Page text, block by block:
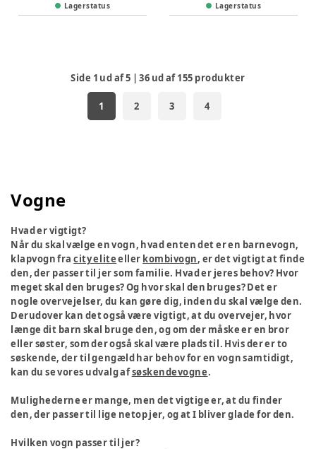
Lagerstatus Lagerstatus
Side 1 ud af5 |36 ud af155 produkter
1 2 3 4
Vogne
Hvad er vigtigt?
Når du skal vælge en vogn, hvad enten det er en barnevogn,
klapvogn fracity eliteeller kombivogn, er det vigtigt at finde
den, der passer til jer som familie. Hvad er jeres behov? Hvor
meget skal den bruges? Og hvor skal den bruges? Det er
nogle overvejelser, du kan gøre dig, inden du skal vælge den.
Derudover kan det også være vigtigt, at du overvejer, hvor
længe dit barn skal bruge den, og om der måske er en bror
eller søster, som der også skal være plads til. Hvis der er to
søskende, der til gengæld har behov for en vogn samtidigt,
kan du se vores udvalg afsøskendevogne.
Mulighederne er mange, men det vigtige er, at du finder
den, der passer til lige netop jer, og at I bliver glade for den.
Hvilken vogn passer til jer?